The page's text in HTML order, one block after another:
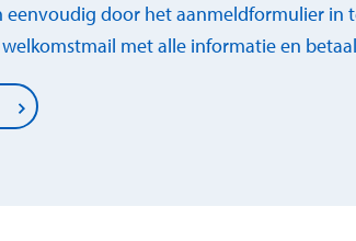
eenvoudig door het aanmeldformulier in
met alle informatie en